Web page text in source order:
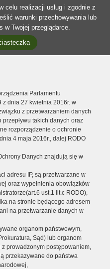
celu realizacji usług i zgodnie z
warunki przechowywania lub
w Twojej przeglądarce.
Parlamentu
z dnia 27 kwietnia 2016r. w
z przetwarzaniem danych
takich danych oraz
rozporządzenie o ochronie
4 maja 2016r., dalej RODO
Danych znajdują się w
adresu IP, są przetwarzane w
oraz wypełnienia obowiązków
ust.1 lit.c RODO),
na stronie będącego adresem
na przetwarzanie danych w
organom państwowym,
Sąd) lub organom
prowadzonym postępowaniem,
przekazywane do państwa